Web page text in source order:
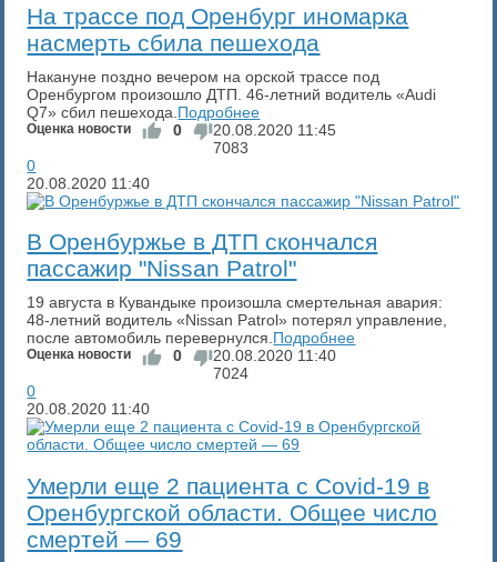
На трассе под Оренбург иномарка
насмерть сбила пешехода
Накануне поздно вечером на орской трассе под
Оренбургом произошло ДТП. 46-летний водитель «Audi
Q7» сбил пешехода. Подробнее
Оценка новости 0 20.08.2020 11:45
7083
0
20.08.2020 11:40
В Оренбуржье в ДТП скончался
пассажир "Nissan Patrol"
19 августа в Кувандыке произошла смертельная авария:
48-летний водитель «Nissan Patrol» потерял управление,
после автомобиль перевернулся.Подробнее
Оценка новости 0 20.08.2020 11:40
7024
0
20.08.2020 11:40
​Умерли еще 2 пациента с Covid-19 в
Оренбургской области. Общее число
смертей — 69